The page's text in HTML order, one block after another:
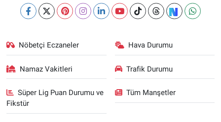
Nöbetçi Eczaneler Hava Durumu
Namaz Vakitleri Trafik Durumu
Süper Lig Puan Durumu ve
Fikstür
Tüm Manşetler